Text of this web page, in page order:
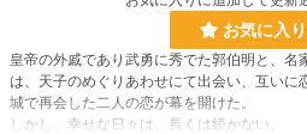
お気に入
皇帝の外戚であり武勇に秀でた郭伯明と、名
は、天子のめぐりあわせにて出会い、互いに
城で再会した二人の恋が幕を開けた。
しかし、幸せな日々は、長くは続かない。